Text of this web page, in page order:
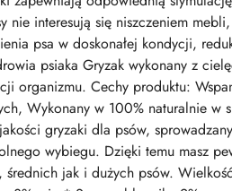
nie interesują się niszczeniem
psa w doskonałej kondycji,
psiaka Gryzak wykonany z
organizmu. Cechy produktu:
Wykonany w 100% naturalnie w
gryzaki dla psów,
wybiegu. Dzięki temu masz
jak i dużych psów.